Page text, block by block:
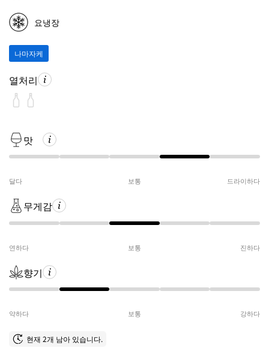
요냉장
나마자케
열처리
맛
달다 보통 드라이하다
무게감
연하다 보통 진하다
향기
약하다 보통 강하다
현재 2개 남아 있습니다.